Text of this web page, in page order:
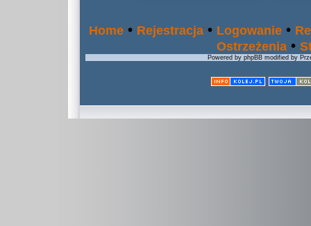
Home • Rejestracja • Logowanie •
Ostrzeżenia •
Powered by phpBB modified by